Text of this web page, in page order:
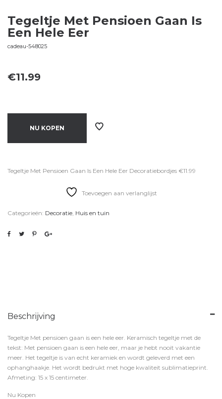
Tegeltje Met Pensioen Gaan Is
Een Hele Eer
cadeau-548025
€11.99
NU KOPEN
Tegeltje Met Pensioen Gaan Is Een Hele Eer Decoratiebordjes €11.99
Toevoegen aan verlanglijst
Categorieën: Decoratie, Huis en tuin
Beschrijving
Tegeltje Met pensioen gaan is een hele eer. Keramisch tegeltje met de
tekst: Met pensioen gaan is een hele eer, maar je hebt nooit vakantie
meer. Het tegeltje is van echt keramiek en wordt geleverd met een
ophanghaakje. Het wordt bedrukt met hoge kwaliteit sublimatieprint.
Afmeting: 15 x 15 centimeter.
Nu Kopen